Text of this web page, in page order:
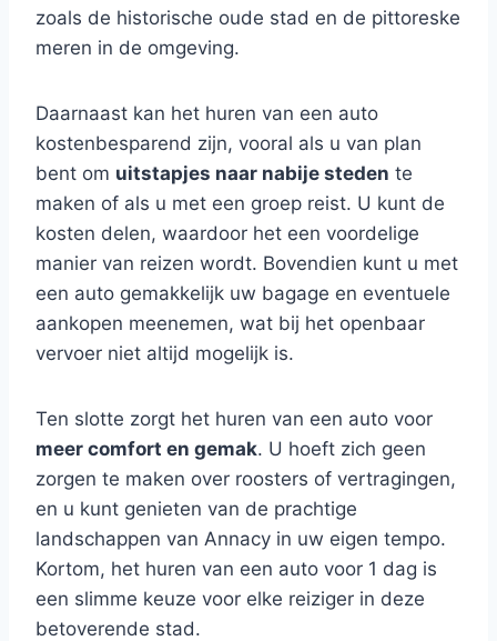
zoals de historische oude stad en de pittoreske
meren in de omgeving.
Daarnaast kan het huren van een auto
kostenbesparend zijn, vooral als u van plan
bent om uitstapjes naar nabije steden te
maken of als u met een groep reist. U kunt de
kosten delen, waardoor het een voordelige
manier van reizen wordt. Bovendien kunt u met
een auto gemakkelijk uw bagage en eventuele
aankopen meenemen, wat bij het openbaar
vervoer niet altijd mogelijk is.
Ten slotte zorgt het huren van een auto voor
meer comfort en gemak. U hoeft zich geen
zorgen te maken over roosters of vertragingen,
en u kunt genieten van de prachtige
landschappen van Annacy in uw eigen tempo.
Kortom, het huren van een auto voor 1 dag is
een slimme keuze voor elke reiziger in deze
betoverende stad.